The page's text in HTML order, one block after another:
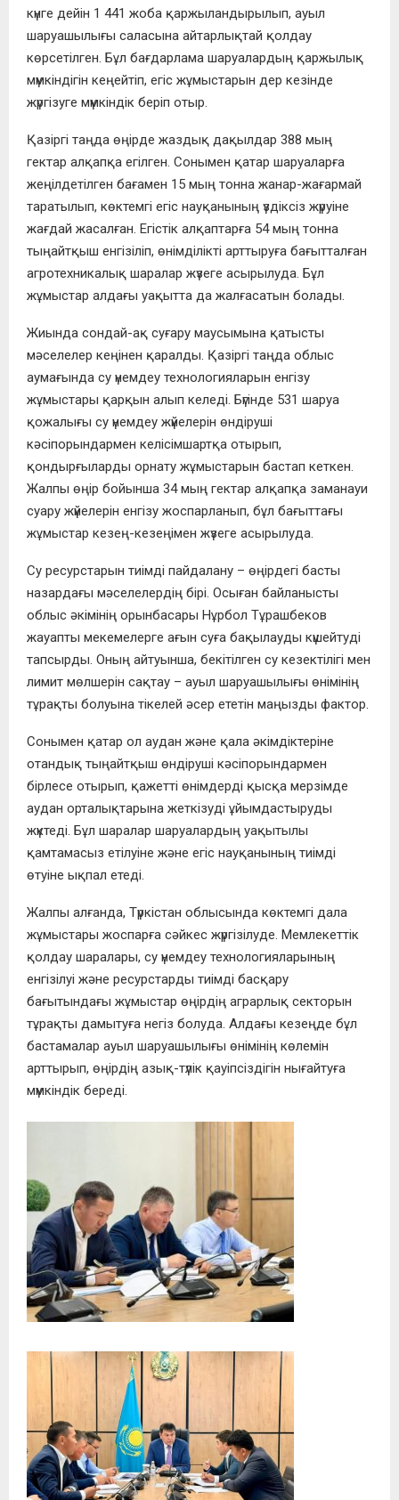
күнге дейін 1 441 жоба қаржыландырылып, ауыл
шаруашылығы саласына айтарлықтай қолдау
көрсетілген. Бұл бағдарлама шаруалардың қаржылық
мүмкіндігін кеңейтіп, егіс жұмыстарын дер кезінде
жүргізуге мүмкіндік беріп отыр.
Қазіргі таңда өңірде жаздық дақылдар 388 мың
гектар алқапқа егілген. Сонымен қатар шаруаларға
жеңілдетілген бағамен 15 мың тонна жанар-жағармай
таратылып, көктемгі егіс науқанының үздіксіз жүруіне
жағдай жасалған. Егістік алқаптарға 54 мың тонна
тыңайтқыш енгізіліп, өнімділікті арттыруға бағытталған
агротехникалық шаралар жүзеге асырылуда. Бұл
жұмыстар алдағы уақытта да жалғасатын болады.
Жиында сондай-ақ суғару маусымына қатысты
мәселелер кеңінен қаралды. Қазіргі таңда облыс
аумағында су үнемдеу технологияларын енгізу
жұмыстары қарқын алып келеді. Бүгінде 531 шаруа
қожалығы су үнемдеу жүйелерін өндіруші
кәсіпорындармен келісімшартқа отырып,
қондырғыларды орнату жұмыстарын бастап кеткен.
Жалпы өңір бойынша 34 мың гектар алқапқа заманауи
суару жүйелерін енгізу жоспарланып, бұл бағыттағы
жұмыстар кезең-кезеңімен жүзеге асырылуда.
Су ресурстарын тиімді пайдалану – өңірдегі басты
назардағы мәселелердің бірі. Осыған байланысты
облыс әкімінің орынбасары Нұрбол Тұрашбеков
жауапты мекемелерге ағын суға бақылауды күшейтуді
тапсырды. Оның айтуынша, бекітілген су кезектілігі мен
лимит мөлшерін сақтау – ауыл шаруашылығы өнімінің
тұрақты болуына тікелей әсер ететін маңызды фактор.
Сонымен қатар ол аудан және қала әкімдіктеріне
отандық тыңайтқыш өндіруші кәсіпорындармен
бірлесе отырып, қажетті өнімдерді қысқа мерзімде
аудан орталықтарына жеткізуді ұйымдастыруды
жүктеді. Бұл шаралар шаруалардың уақытылы
қамтамасыз етілуіне және егіс науқанының тиімді
өтуіне ықпал етеді.
Жалпы алғанда, Түркістан облысында көктемгі дала
жұмыстары жоспарға сәйкес жүргізілуде. Мемлекеттік
қолдау шаралары, су үнемдеу технологияларының
енгізілуі және ресурстарды тиімді басқару
бағытындағы жұмыстар өңірдің аграрлық секторын
тұрақты дамытуға негіз болуда. Алдағы кезеңде бұл
бастамалар ауыл шаруашылығы өнімінің көлемін
арттырып, өңірдің азық-түлік қауіпсіздігін нығайтуға
мүмкіндік береді.